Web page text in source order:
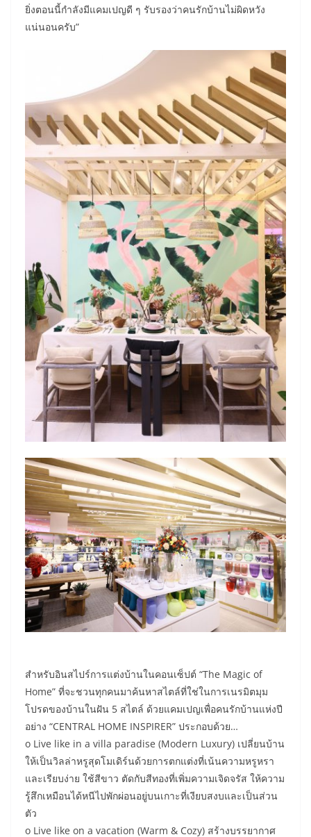
ยิ่งตอนนี้กำลังมีแคมเปญดี ๆ รับรองว่าคนรักบ้านไม่ผิดหวัง
แน่นอนครับ”
​สำหรับอินสไปร์การแต่งบ้านในคอนเซ็ปต์ “The Magic of
Home” ที่จะชวนทุกคนมาค้นหาสไตล์ที่ใช่ในการเนรมิตมุม
โปรดของบ้านในฝัน 5 สไตล์ ด้วยแคมเปญเพื่อคนรักบ้านแห่งปี
อย่าง “CENTRAL HOME INSPIRER” ประกอบด้วย…
o Live like in a villa paradise (Modern Luxury) เปลี่ยนบ้าน
ให้เป็นวิลล่าหรูสุดโมเดิร์นด้วยการตกแต่งที่เน้นความหรูหรา
และเรียบง่าย ใช้สีขาว ตัดกับสีทองที่เพิ่มความเจิดจรัส ให้ความ
รู้สึกเหมือนได้หนีไปพักผ่อนอยู่บนเกาะที่เงียบสงบและเป็นส่วน
ตัว
o Live like on a vacation (Warm & Cozy) สร้างบรรยากาศ